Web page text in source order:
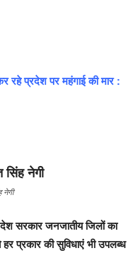
प्रदेश पर महंगाई की मार :
नेगी
सरकार जनजातीय जिलों का
प्रकार की सुविधाएं भी उपलब्ध